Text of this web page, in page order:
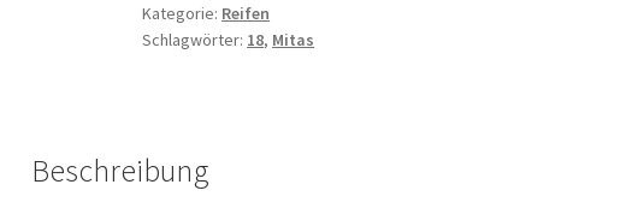
-
18
Menge
Kategorie: Reifen
Schlagwörter: 18, Mitas
Beschreibung